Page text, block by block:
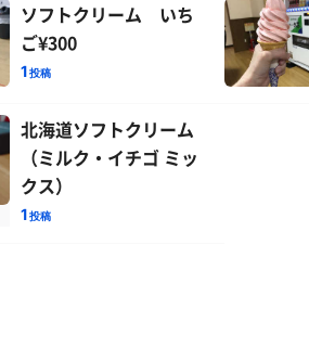
ソフトクリーム いち
ご¥300
1投稿
北海道ソフトクリーム
（ミルク・イチゴ ミッ
クス）
1投稿